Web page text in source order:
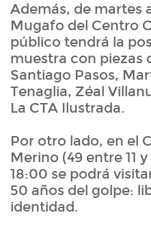
Además, de martes
Mugafo del Centro
público tendrá la
muestra con piezas
Santiago Pasos,
Tenaglia, Zéal
La CTA Ilustrada.
Por otro lado, en el
Merino (49 entre 11
18:00 se podrá
50 años del golpe:
identidad.